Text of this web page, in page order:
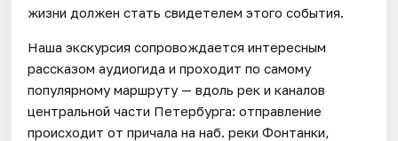
жизни должен стать свидетелем этого события.
Наша экскурсия сопровождается интересным
рассказом аудиогида и проходит по самому
популярному маршруту — вдоль рек и каналов
центральной части Петербурга: отправление
происходит от причала на наб. реки Фонтанки,